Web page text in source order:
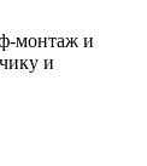
монтаж и
и